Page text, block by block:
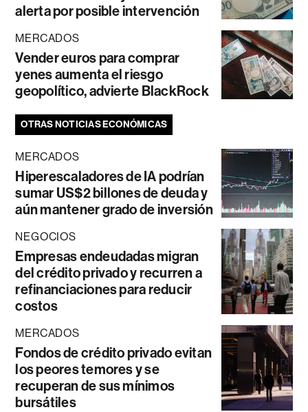
alerta por posible intervención
MERCADOS
Vender euros para comprar
yenes aumenta el riesgo
geopolítico, advierte BlackRock
OTRAS NOTICIAS ECONÓMICAS
MERCADOS
Hiperescaladores de IA podrían
sumar US$2 billones de deuda y
aún mantener grado de inversión
NEGOCIOS
Empresas endeudadas migran
del crédito privado y recurren a
refinanciaciones para reducir
costos
MERCADOS
Fondos de crédito privado evitan
los peores temores y se
recuperan de sus mínimos
bursátiles